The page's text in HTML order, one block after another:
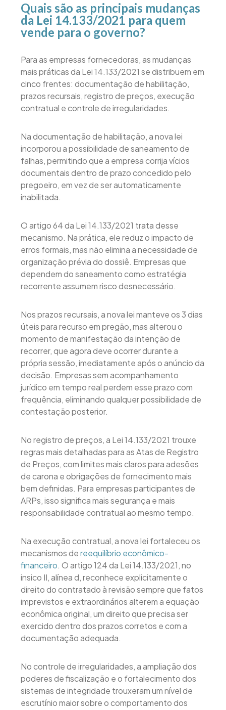
Quais são as principais mudanças
da Lei 14.133/2021 para quem
vende para o governo?
Para as empresas fornecedoras, as mudanças
mais práticas da Lei 14.133/2021 se distribuem em
cinco frentes: documentação de habilitação,
prazos recursais, registro de preços, execução
contratual e controle de irregularidades.
Na documentação de habilitação, a nova lei
incorporou a possibilidade de saneamento de
falhas, permitindo que a empresa corrija vícios
documentais dentro de prazo concedido pelo
pregoeiro, em vez de ser automaticamente
inabilitada.
O artigo 64 da Lei 14.133/2021 trata desse
mecanismo. Na prática, ele reduz o impacto de
erros formais, mas não elimina a necessidade de
organização prévia do dossiê. Empresas que
dependem do saneamento como estratégia
recorrente assumem risco desnecessário.
Nos prazos recursais, a nova lei manteve os 3 dias
úteis para recurso em pregão, mas alterou o
momento de manifestação da intenção de
recorrer, que agora deve ocorrer durante a
própria sessão, imediatamente após o anúncio da
decisão. Empresas sem acompanhamento
jurídico em tempo real perdem esse prazo com
frequência, eliminando qualquer possibilidade de
contestação posterior.
No registro de preços, a Lei 14.133/2021 trouxe
regras mais detalhadas para as Atas de Registro
de Preços, com limites mais claros para adesões
de carona e obrigações de fornecimento mais
bem definidas. Para empresas participantes de
ARPs, isso significa mais segurança e mais
responsabilidade contratual ao mesmo tempo.
Na execução contratual, a nova lei fortaleceu os
mecanismos dereequilíbrio econômico-
financeiro. O artigo 124 da Lei 14.133/2021, no
insico II, alínea d, reconhece explicitamente o
direito do contratado à revisão sempre que fatos
imprevistos e extraordinários alterem a equação
econômica original, um direito que precisa ser
exercido dentro dos prazos corretos e com a
documentação adequada.
No controle de irregularidades, a ampliação dos
poderes de fiscalização e o fortalecimento dos
sistemas de integridade trouxeram um nível de
escrutínio maior sobre o comportamento dos